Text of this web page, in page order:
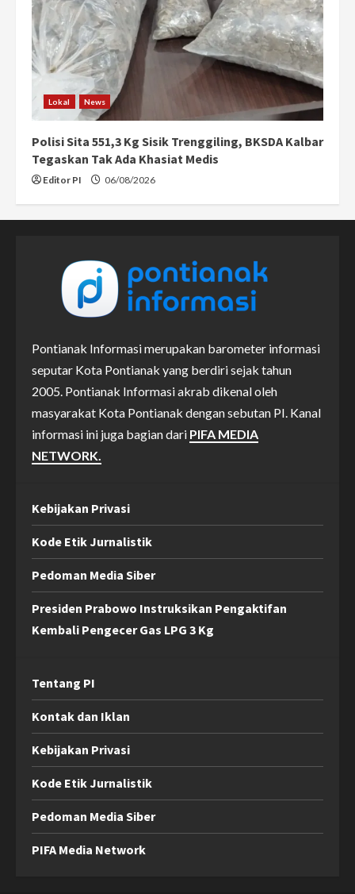
Lokal News
Polisi Sita 551,3 Kg Sisik Trenggiling, BKSDA Kalbar
Tegaskan Tak Ada Khasiat Medis
Editor PI 06/08/2026
Pontianak Informasi merupakan barometer informasi
seputar Kota Pontianak yang berdiri sejak tahun
2005. Pontianak Informasi akrab dikenal oleh
masyarakat Kota Pontianak dengan sebutan PI. Kanal
informasi ini juga bagian dari PIFA MEDIA
NETWORK.
Kebijakan Privasi
Kode Etik Jurnalistik
Pedoman Media Siber
Presiden Prabowo Instruksikan Pengaktifan
Kembali Pengecer Gas LPG 3 Kg
Tentang PI
Kontak dan Iklan
Kebijakan Privasi
Kode Etik Jurnalistik
Pedoman Media Siber
PIFA Media Network